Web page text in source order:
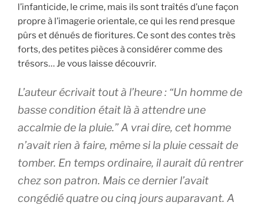
l’infanticide, le crime, mais ils sont traîtés d’une façon
propre à l’imagerie orientale, ce qui les rend presque
pûrs et dénués de fioritures. Ce sont des contes très
forts, des petites pièces à considérer comme des
trésors… Je vous laisse découvrir.
L’auteur écrivait tout à l’heure : “Un homme de
basse condition était là à attendre une
accalmie de la pluie.” A vrai dire, cet homme
n’avait rien à faire, même si la pluie cessait de
tomber. En temps ordinaire, il aurait dû rentrer
chez son patron. Mais ce dernier l’avait
congédié quatre ou cinq jours auparavant. A